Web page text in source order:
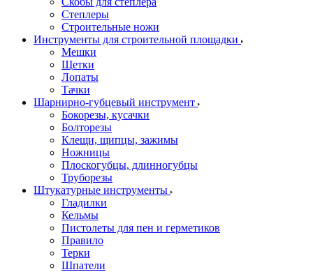
Степлеры
Строительные ножи
Инструменты для строительной площадки
Мешки
Щетки
Лопаты
Тачки
Шарнирно-губцевый инструмент
Бокорезы, кусачки
Болторезы
Клещи, щипцы, зажимы
Ножницы
Плоскогубцы, длинногубцы
Труборезы
Штукатурные инструменты
Гладилки
Кельмы
Пистолеты для пен и герметиков
Правило
Терки
Шпатели